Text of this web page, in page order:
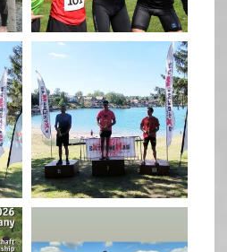
May 26
May 3